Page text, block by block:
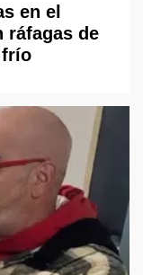
en el
ráfagas de
frío